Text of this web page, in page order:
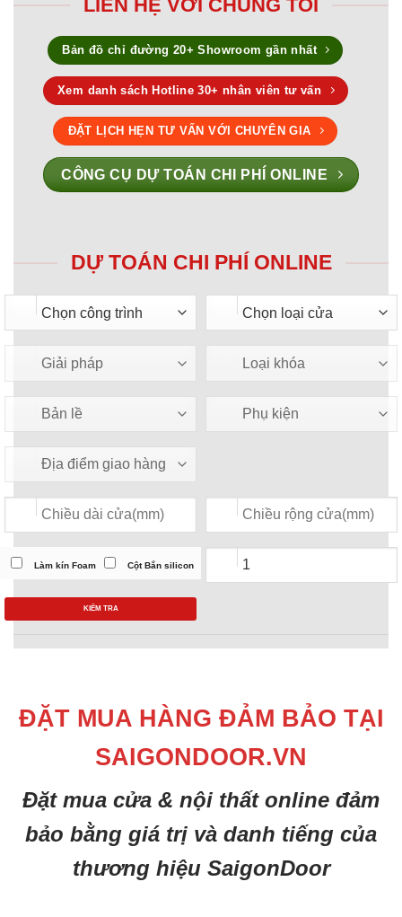
LIÊN HỆ VỚI CHÚNG TÔI
Bản đồ chỉ đường 20+ Showroom gần nhất
Xem danh sách Hotline 30+ nhân viên tư vấn
ĐẶT LỊCH HẸN TƯ VẤN VỚI CHUYÊN GIA
CÔNG CỤ DỰ TOÁN CHI PHÍ ONLINE
DỰ TOÁN CHI PHÍ ONLINE
Làm kín Foam Cột Bắn silicon
KIỂM TRA
ĐẶT MUA HÀNG ĐẢM BẢO TẠI
SAIGONDOOR.VN
Đặt mua cửa & nội thất online đảm
bảo bằng giá trị và danh tiếng của
thương hiệu SaigonDoor